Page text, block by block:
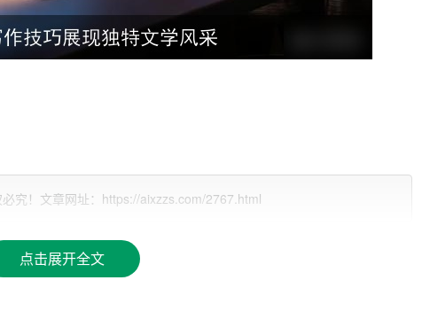
。在创作过程中，AI能够根据需求灵活运用这些素材，进行创意
究！文章网址：https://aixzzs.com/2767.html
点击展开全文